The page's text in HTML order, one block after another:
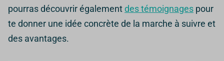
pourras découvrir égalementdes témoignages pour
te donner une idée concrète de la marche à suivre et
des avantages.